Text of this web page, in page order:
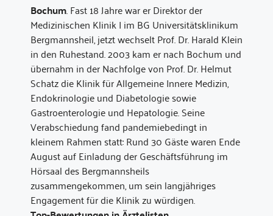
Bochum. Fast 18 Jahre war er Direktor der
Medizinischen Klinik I im BG Universitätsklinikum
Bergmannsheil, jetzt wechselt Prof. Dr. Harald Klein
in den Ruhestand. 2003 kam er nach Bochum und
übernahm in der Nachfolge von Prof. Dr. Helmut
Schatz die Klinik für Allgemeine Innere Medizin,
Endokrinologie und Diabetologie sowie
Gastroenterologie und Hepatologie. Seine
Verabschiedung fand pandemiebedingt in
kleinem Rahmen statt: Rund 30 Gäste waren Ende
August auf Einladung der Geschäftsführung im
Hörsaal des Bergmannsheils
zusammengekommen, um sein langjähriges
Engagement für die Klinik zu würdigen.